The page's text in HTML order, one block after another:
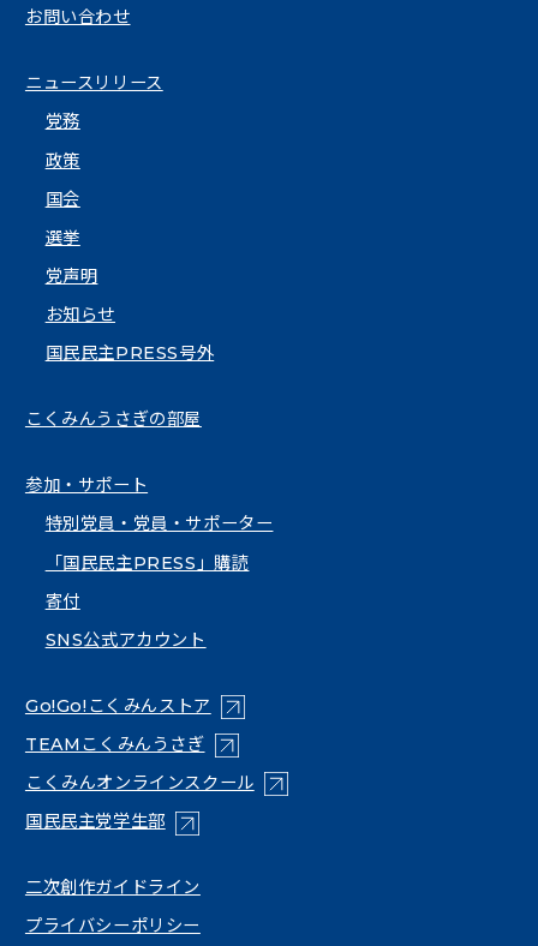
お問い合わせ
ニュースリリース
党務
政策
国会
選挙
党声明
お知らせ
国民民主PRESS号外
こくみんうさぎの部屋
参加・サポート
特別党員・党員・サポーター
「国民民主PRESS」購読
寄付
SNS公式アカウント
Go!Go!こくみんストア （新しいタブで開く）
TEAMこくみんうさぎ（新しいタブで開く）
こくみんオンラインスクール（新しいタブで開く）
国民民主党学生部（新しいタブで開く）
二次創作ガイドライン
プライバシーポリシー